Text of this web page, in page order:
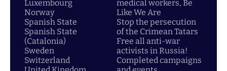
Luxembourg
Norway
Spanish State
Spanish State
(Catalonia)
Sweden
Switzerland
medical workers, Be
Like We Are
Stop the persecution
of the Crimean Tatars
Free all anti-war
activists in Russia!
Completed campaigns